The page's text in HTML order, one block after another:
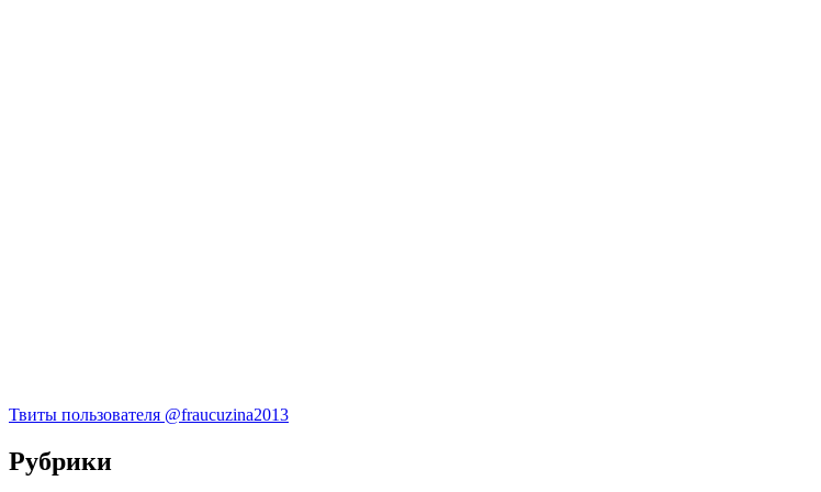
Твиты пользователя @fraucuzina2013
Рубрики